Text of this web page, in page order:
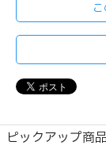
ピックアップ商品